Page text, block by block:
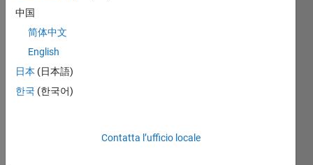
Stats
316
中国
简体中文
English
日本 (日本語)
한국 (한국어)
Contatta l’ufficio locale